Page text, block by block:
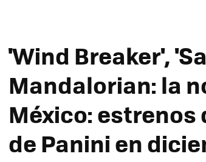
'Wind Breaker',
Mandalorian: la
México: estrenos
de Panini en